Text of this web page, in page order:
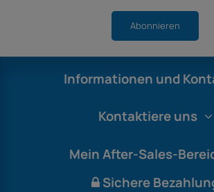
Abonnieren
Informationen und
Kontaktiere uns
Mein After-Sales-
Sichere